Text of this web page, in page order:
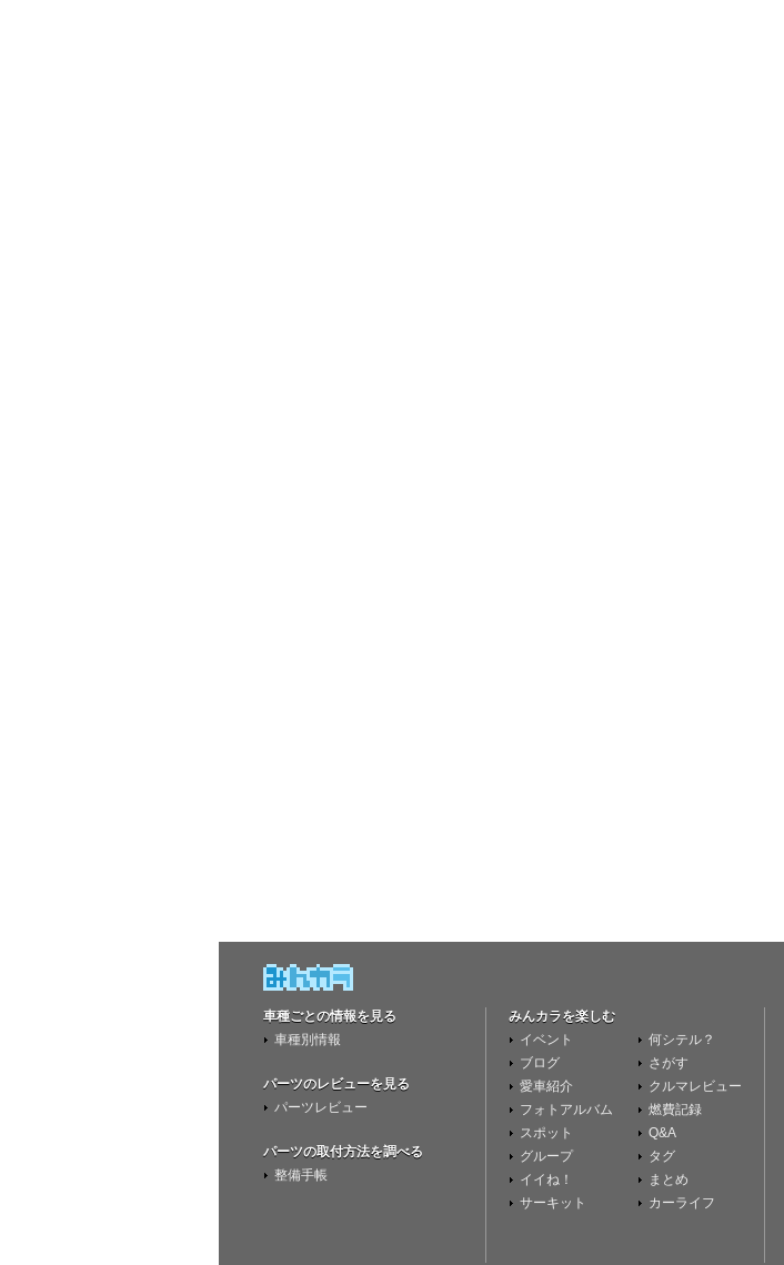
車種ごとの情報を見る
車種別情報
パーツのレビューを見る
パーツレビュー
パーツの取付方法を調べる
整備手帳
みんカラを楽しむ
イベント
ブログ
愛車紹介
フォトアルバム
スポット
グループ
イイね！
サーキット
何シテル？
さがす
クルマレビュー
燃費記録
Q&A
タグ
まとめ
カーライフ